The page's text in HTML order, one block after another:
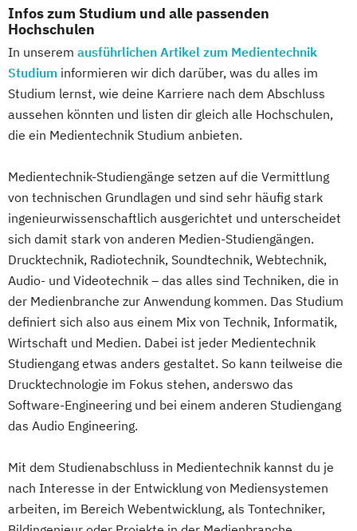
Infos zum Studium und alle passenden
Hochschulen
In unserem ausführlichen Artikel zum Medientechnik
Studium informieren wir dich darüber, was du alles im
Studium lernst, wie deine Karriere nach dem Abschluss
aussehen könnten und listen dir gleich alle Hochschulen,
die ein Medientechnik Studium anbieten.
Medientechnik-Studiengänge setzen auf die Vermittlung
von technischen Grundlagen und sind sehr häufig stark
ingenieurwissenschaftlich ausgerichtet und unterscheidet
sich damit stark von anderen Medien-Studiengängen.
Drucktechnik, Radiotechnik, Soundtechnik, Webtechnik,
Audio- und Videotechnik – das alles sind Techniken, die in
der Medienbranche zur Anwendung kommen. Das Studium
definiert sich also aus einem Mix von Technik, Informatik,
Wirtschaft und Medien. Dabei ist jeder Medientechnik
Studiengang etwas anders gestaltet. So kann teilweise die
Drucktechnologie im Fokus stehen, anderswo das
Software-Engineering und bei einem anderen Studiengang
das Audio Engineering.
Mit dem Studienabschluss in Medientechnik kannst du je
nach Interesse in der Entwicklung von Mediensystemen
arbeiten, im Bereich Webentwicklung, als Tontechniker,